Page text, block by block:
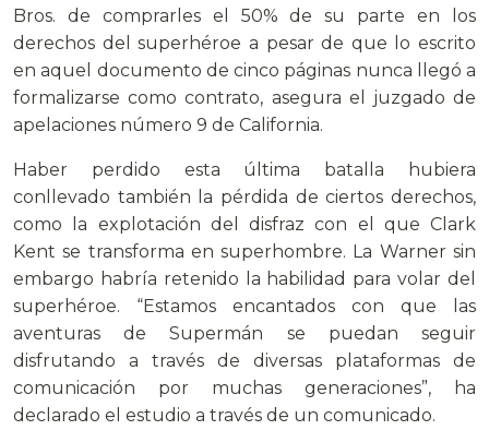
Bros. de comprarles el 50% de su parte en los
derechos del superhéroe a pesar de que lo escrito
en aquel documento de cinco páginas nunca llegó a
formalizarse como contrato, asegura el juzgado de
apelaciones número 9 de California.
Haber perdido esta última batalla hubiera
conllevado también la pérdida de ciertos derechos,
como la explotación del disfraz con el que Clark
Kent se transforma en superhombre. La Warner sin
embargo habría retenido la habilidad para volar del
superhéroe. “Estamos encantados con que las
aventuras de Supermán se puedan seguir
disfrutando a través de diversas plataformas de
comunicación por muchas generaciones”, ha
declarado el estudio a través de un comunicado.